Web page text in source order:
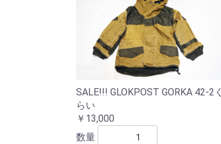
SALE!!! GLOKPOST GORKA 42-2く
らい
￥13,000
数量